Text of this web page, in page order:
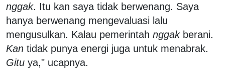
nggak. Itu kan saya tidak berwenang. Saya
hanya berwenang mengevaluasi lalu
mengusulkan. Kalau pemerintah nggakberani.
Kan tidak punya energi juga untuk menabrak.
Gitu ya," ucapnya.